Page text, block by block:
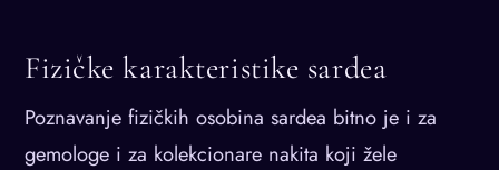
Fizičke karakteristike sardea
Poznavanje fizičkih osobina sardea bitno je i za
gemologe i za kolekcionare nakita koji žele